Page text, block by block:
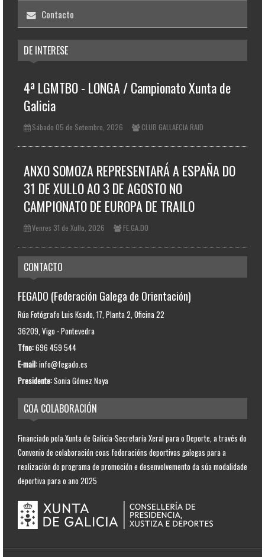
Contacto
DE INTERESE
4ª LGMTBO - LONGA / Campionato Xunta de
Galicia
Sábado 05 de Setembro, 2026 CLUB GALLAECIA RAID
ANXO SOMOZA REPRESENTARÁ A ESPAÑA DO
31 DE XULLO AO 3 DE AGOSTO NO
CAMPIONATO DE EUROPA DE TRAILO
Venres 31 de Xullo, 2026 FE.GA.DO
CONTACTO
FEGADO (Federación Galega de Orientación)
Rúa Fotógrafo Luis Ksado, 17, Planta 2, Oficina 22
36209, Vigo - Pontevedra
Tfno:696 459 544
E-mail:info@fegado.es
Presidente:Sonia Gómez Naya
COA COLABORACIÓN
Financiado pola Xunta de Galicia-Secretaría Xeral para o Deporte, a través do
Convenio de colaboración coas federacións deportivas galegas para a
realización do programa de promoción e desenvolvemento da súa modalidade
deportiva para o ano 2025